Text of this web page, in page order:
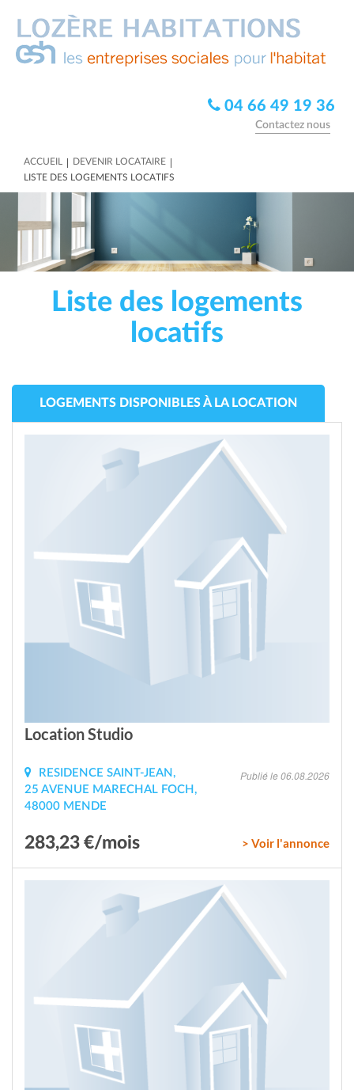
04 66 49 19 36
Contactez nous
ACCUEIL | DEVENIR LOCATAIRE |
LISTE DES LOGEMENTS LOCATIFS
Liste des logements
locatifs
LOGEMENTS DISPONIBLES À LA LOCATION
Location Studio
Publié le 06.08.2026
RESIDENCE SAINT-JEAN,
25 AVENUE MARECHAL FOCH,
48000 MENDE
283,23 €/mois > Voir l'annonce